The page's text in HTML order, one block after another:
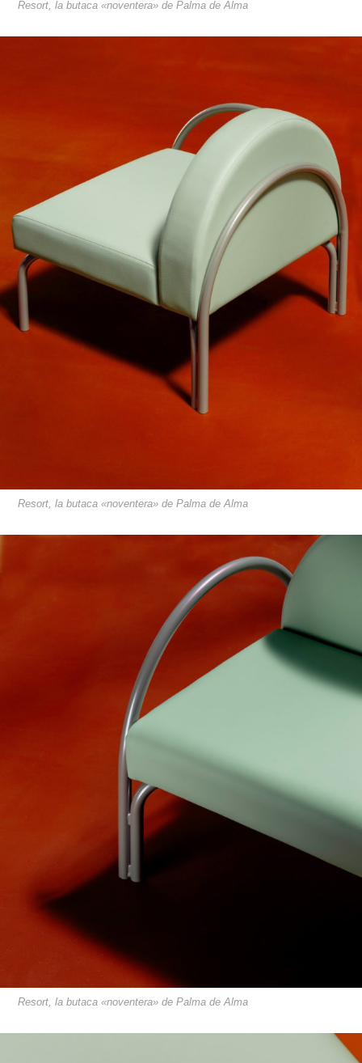
Resort, la butaca «noventera» de Palma de Alma
Resort, la butaca «noventera» de Palma de Alma
Resort, la butaca «noventera» de Palma de Alma